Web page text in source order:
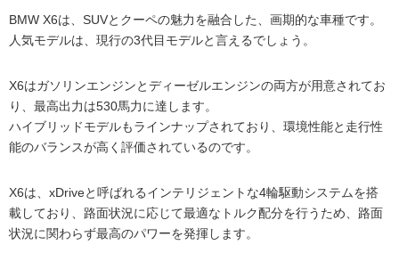
BMW X6は、SUVとクーペの魅力を融合した、画期的な車種です。
人気モデルは、現行の3代目モデルと言えるでしょう。
X6はガソリンエンジンとディーゼルエンジンの両方が用意されてお
り、最高出力は530馬力に達します。
ハイブリッドモデルもラインナップされており、環境性能と走行性
能のバランスが高く評価されているのです。
X6は、xDriveと呼ばれるインテリジェントな4輪駆動システムを搭
載しており、路面状況に応じて最適なトルク配分を行うため、路面
状況に関わらず最高のパワーを発揮します。